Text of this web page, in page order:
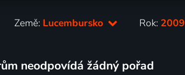
Země: Lucembursko Rok: 2009
neodpovídá žádný pořad